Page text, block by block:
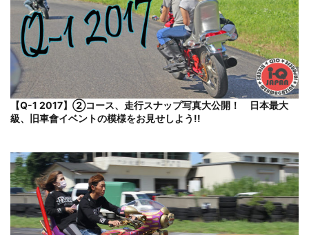
【Q-1 2017】②コース、走行スナップ写真大公開！ 日本最大
級、旧車會イベントの模様をお見せしよう!!